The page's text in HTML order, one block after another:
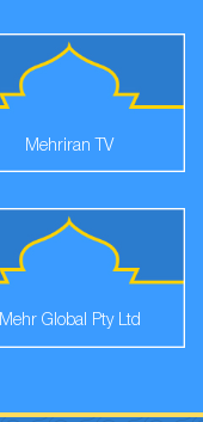
Mehriran TV
Mehr Global Pty Ltd